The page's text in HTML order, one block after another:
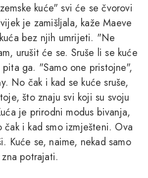
kuće" svi će se čvorovi
je zamišljala, kaže Maeve
bez njih umrijeti. "Ne
urušit će se. Sruše li se kuće
ga. "Samo one pristojne",
No čak i kad se kuće sruše,
što znaju svi koji su svoju
je prirodni modus bivanja,
čak i kad smo izmješteni. Ova
Kuće se, naime, nekad samo
potrajati.